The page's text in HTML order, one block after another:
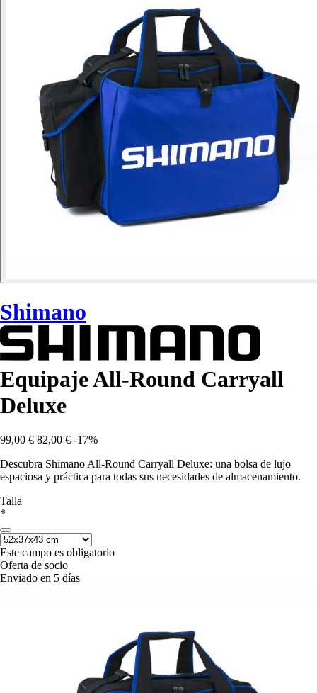
Shimano
Equipaje All-Round Carryall
Deluxe
99,00 € 82,00 € -17%
Descubra Shimano All-Round Carryall Deluxe: una bolsa de lujo
espaciosa y práctica para todas sus necesidades de almacenamiento.
Talla
*
Este campo es obligatorio
Oferta de socio
Enviado en 5 días